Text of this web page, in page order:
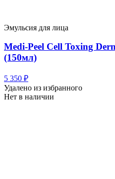
Эмульсия для лица
Medi-Peel Cell Toxing
(150мл)
5 350 ₽
Удалено из избранного
Нет в наличии